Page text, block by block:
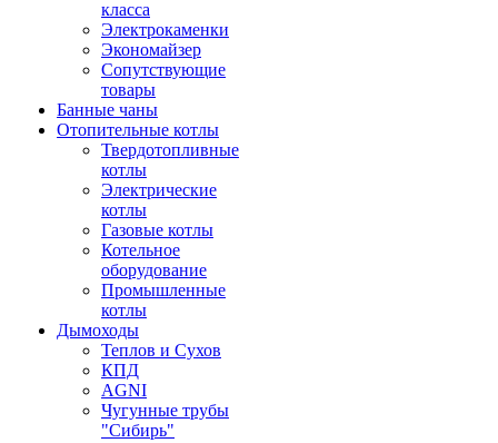
класса
Электрокаменки
Экономайзер
Сопутствующие
товары
Банные чаны
Отопительные котлы
Твердотопливные
котлы
Электрические
котлы
Газовые котлы
Котельное
оборудование
Промышленные
котлы
Дымоходы
Теплов и Сухов
КПД
AGNI
Чугунные трубы
"Сибирь"